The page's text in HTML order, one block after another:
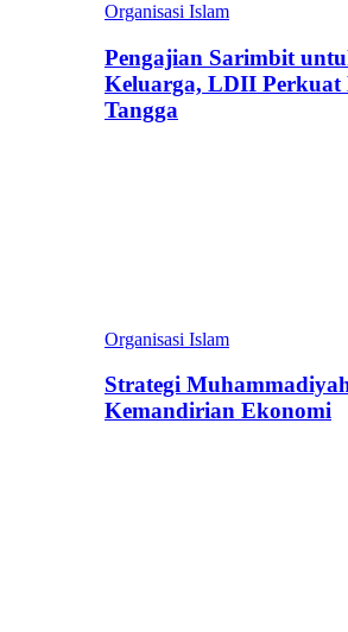
Organisasi Islam
Pengajian Sarimbit
Keluarga, LDII Perkuat
Tangga
Organisasi Islam
Strategi
Kemandirian Ekonomi